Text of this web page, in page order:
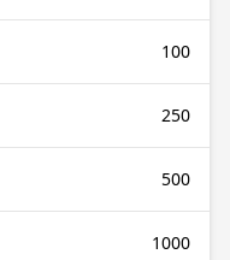
100
250
500
1000